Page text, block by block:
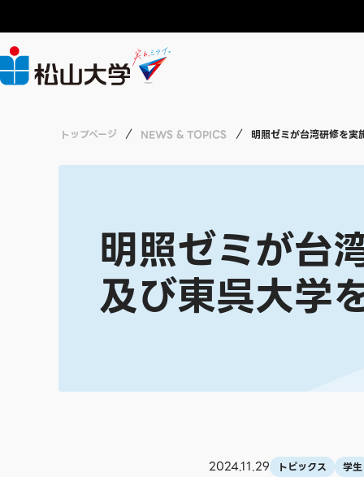
CHALLENGE
ABOUT
広報
総合研究所
ACADEMICS
薬学部 医療
LIFE
授業・単位互
各種資格・講
RECRUIT
就職支援
インターンシ
CAREERS
職員募集
労働施策総合
トップページ NEWS & TOPICS 明照ゼミが台湾研修を実
明照ゼミが台
及び東呉大学
2024.11.29 トピックス 学生